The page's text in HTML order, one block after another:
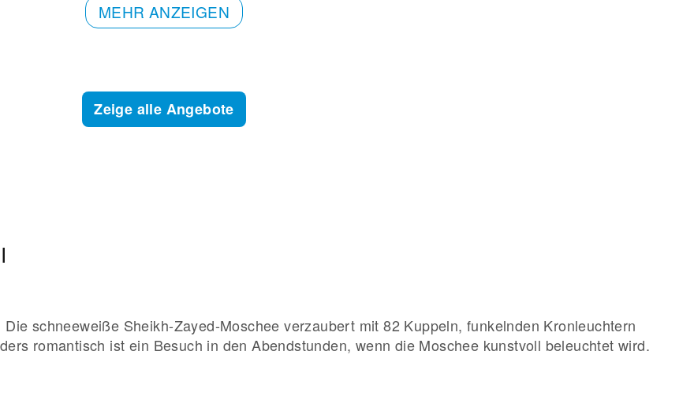
MEHR ANZEIGEN
Zeige alle Angebote
schneeweiße Sheikh-Zayed-Moschee verzaubert mit 82 Kuppeln, funkelnden Kronleuchtern
romantisch ist ein Besuch in den Abendstunden, wenn die Moschee kunstvoll beleuchtet wird.